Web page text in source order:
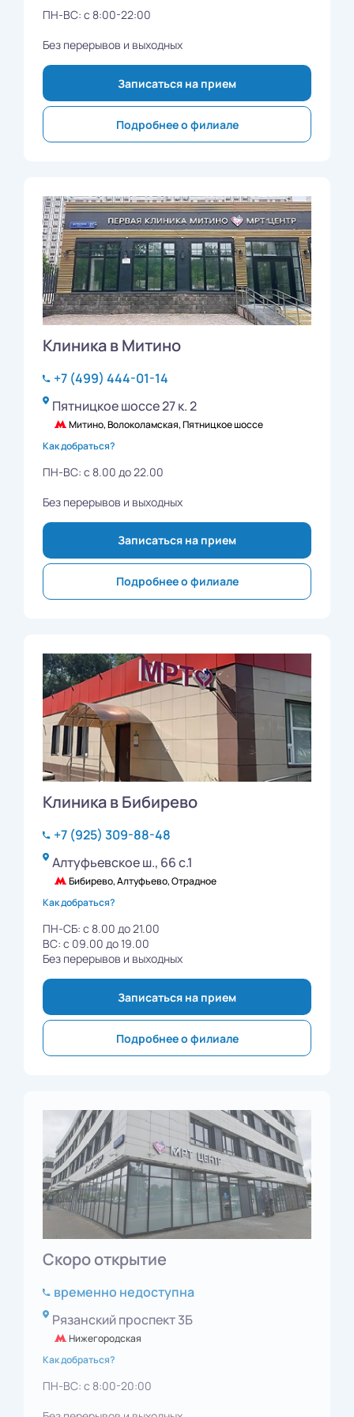
ПН-ВС: с 8:00-22:00
Без перерывов и выходных
Записаться на прием
Подробнее о филиале
Клиника в Митино
+7 (499) 444-01-14
Пятницкое шоссе 27 к. 2
Митино, Волоколамская, Пятницкое шоссе
Как добраться?
ПН-ВС: с 8.00 до 22.00
Без перерывов и выходных
Записаться на прием
Подробнее о филиале
Клиника в Бибирево
+7 (925) 309-88-48
Алтуфьевское ш., 66 с.1
Бибирево, Алтуфьево, Отрадное
Как добраться?
ПН-СБ: с 8.00 до 21.00
ВС: с 09.00 до 19.00
Без перерывов и выходных
Записаться на прием
Подробнее о филиале
Скоро открытие
временно недоступна
Рязанский проспект 3Б
Нижегородская
Как добраться?
ПН-ВС: с 8:00-20:00